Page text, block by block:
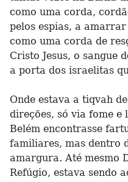
como uma corda,
pelos espias, a
como uma corda de
Cristo Jesus, o sangue
a porta dos israelitas
Onde estava a tiqvah
direções, só via fome e
Belém encontrasse
familiares, mas dentro
amargura. Até mesmo
Refúgio, estava sendo